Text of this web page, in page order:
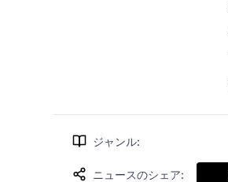
ジャンル:
ニュースのシェア: